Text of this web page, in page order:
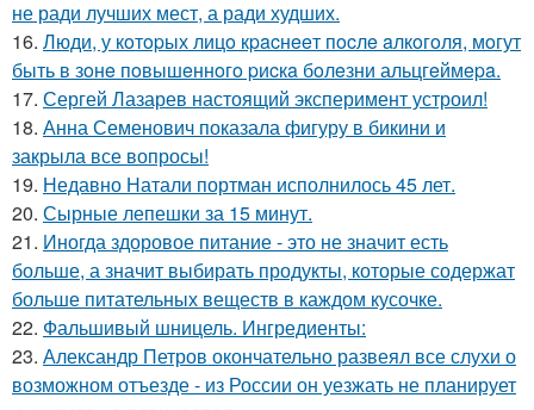
не ради лучших мест, а ради худших.
16. Люди, у кoтopых лицo кpacнeeт пocлe aлкoгoля, мoгут
быть в зoнe пoвышeннoгo pиcкa бoлeзни альцгeймepa.
17. Сергей Лазарев настоящий эксперимент устроил!
18. Анна Семенович показала фигуру в бикини и
закрыла все вопросы!
19. Недавно Натали портман исполнилось 45 лет.
20. Сырные лепешки за 15 минут.
21. Иногда здоровое питание - это не значит есть
больше, а значит выбирать продукты, которые содержат
больше питательных веществ в каждом кусочке.
22. Фальшивый шницель. Ингредиенты:
23. Александр Петров окончательно развеял все слухи о
возможном отъезде - из России он уезжать не планирует